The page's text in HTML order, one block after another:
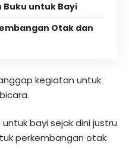
untuk Bayi
Otak dan
kegiatan untuk
bayi sejak dini justru
perkembangan otak